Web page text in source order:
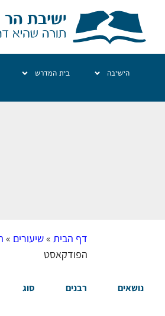
הישיבה בית המדרש
דף הבית »שיעורים »
הפודקאסט
נושאים רבנים סוג